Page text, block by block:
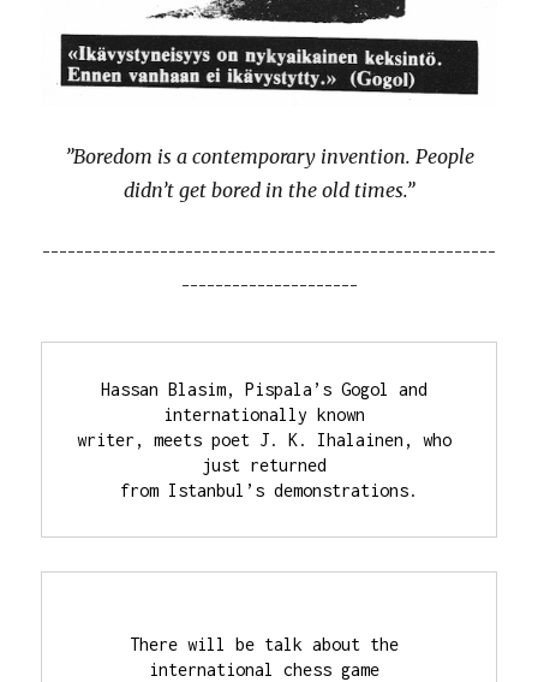
”Boredom is a contemporary invention. People
didn’t get bored in the old times.”
¯¯¯¯¯¯¯¯¯¯¯¯¯¯¯¯¯¯¯¯¯¯¯¯¯¯¯¯¯¯¯¯¯¯¯¯¯¯¯¯¯¯¯¯¯¯¯¯¯¯¯¯¯¯
¯¯¯¯¯¯¯¯¯¯¯¯¯¯¯¯¯¯¯¯¯
Hassan Blasim, Pispala’s Gogol and
internationally known
writer, meets poet J. K. Ihalainen, who
just returned
from Istanbul’s demonstrations.
There will be talk about the
international chess game